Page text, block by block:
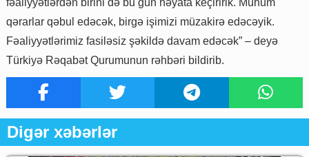
fəaliyyətlərdən birini də bu gün həyata keçiririk. Mühüm
qərarlar qəbul edəcək, birgə işimizi müzakirə edəcəyik.
Fəaliyyətlərimiz fasiləsiz şəkildə davam edəcək” – deyə
Türkiyə Rəqabət Qurumunun rəhbəri bildirib.
Digər xəbərlər